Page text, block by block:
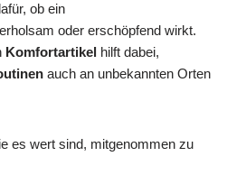
ob ein
oder erschöpfend wirkt.
Komfortartikel hilft dabei,
auch an unbekannten Orten
es wert sind, mitgenommen zu